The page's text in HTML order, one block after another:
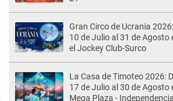
Gran Circo de Ucrania
10 de Julio al 31 de Agosto
el Jockey Club-Surco
La Casa de Timoteo 2026:
17 de Julio al 30 de Agosto
Mega Plaza - Independencia